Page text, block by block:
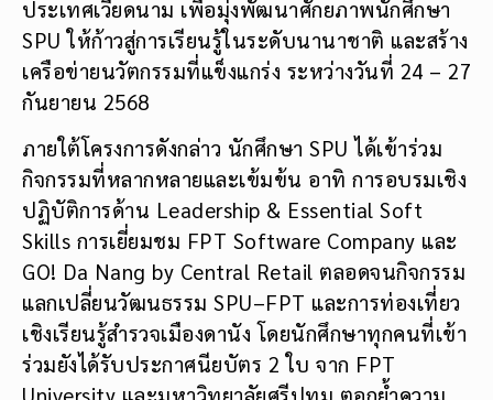
ประเทศเวียดนาม เพื่อมุ่งพัฒนาศักยภาพนักศึกษา
SPU ให้ก้าวสู่การเรียนรู้ในระดับนานาชาติ และสร้าง
เครือข่ายนวัตกรรมที่แข็งแกร่ง ระหว่างวันที่ 24 – 27
กันยายน 2568
ภายใต้โครงการดังกล่าว นักศึกษา SPU ได้เข้าร่วม
กิจกรรมที่หลากหลายและเข้มข้น อาทิ การอบรมเชิง
ปฏิบัติการด้าน Leadership & Essential Soft
Skills การเยี่ยมชม FPT Software Company และ
GO! Da Nang by Central Retail ตลอดจนกิจกรรม
แลกเปลี่ยนวัฒนธรรม SPU–FPT และการท่องเที่ยว
เชิงเรียนรู้สำรวจเมืองดานัง โดยนักศึกษาทุกคนที่เข้า
ร่วมยังได้รับประกาศนียบัตร 2 ใบ จาก FPT